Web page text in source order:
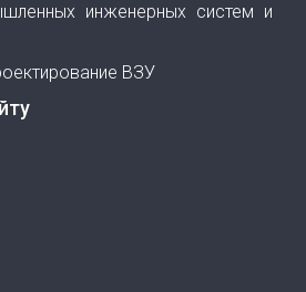
инженерных систем и
ВЗУ